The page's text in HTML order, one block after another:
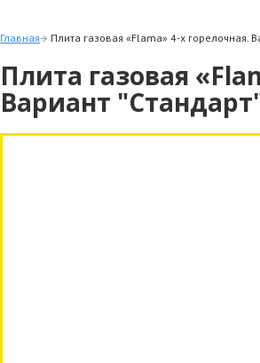
Главная Плита газовая «Flama» 4-х горелочная.
Плита газовая
Вариант